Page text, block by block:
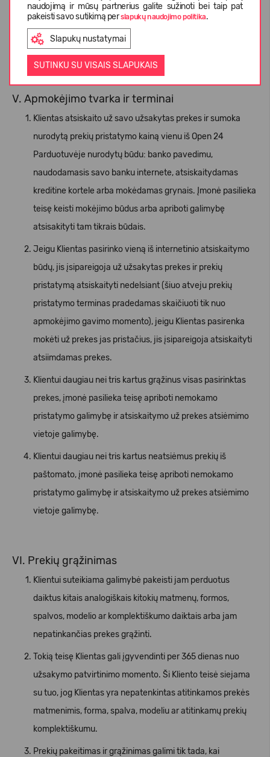
naudojimą ir mūsų partnerius galite sužinoti bei taip pat
pakeisti savo sutikimą perslapukų naudojimo politika.
Slapukų nustatymai
SUTINKU SU VISAIS SLAPUKAIS
komplektą įeinančius daiktus.
6.6. Prekės pristatomos supakuotos, atsižvelgiant į jų pobūdį,
siekiant, kad prekės būtų tinkamos naudoti pagal paskirtį.
V. Apmokėjimo tvarka ir terminai
Klientas atsiskaito už savo užsakytas prekes ir sumoka
nurodytą prekių pristatymo kainą vienu iš Open 24
Parduotuvėje nurodytų būdu: banko pavedimu,
naudodamasis savo banku internete, atsiskaitydamas
kreditine kortele arba mokėdamas grynais. Įmonė pasilieka
teisę keisti mokėjimo būdus arba apriboti galimybę
atsisakityti tam tikrais būdais.
Jeigu Klientas pasirinko vieną iš internetinio atsiskaitymo
būdų, jis įsipareigoja už užsakytas prekes ir prekių
pristatymą atsiskaityti nedelsiant (šiuo atveju prekių
pristatymo terminas pradedamas skaičiuoti tik nuo
apmokėjimo gavimo momento), jeigu Klientas pasirenka
mokėti už prekes jas pristačius, jis įsipareigoja atsiskaityti
atsiimdamas prekes.
Klientui daugiau nei tris kartus grąžinus visas pasirinktas
prekes, įmonė pasilieka teisę apriboti nemokamo
pristatymo galimybę ir atsiskaitymo už prekes atsiėmimo
vietoje galimybę.
Klientui daugiau nei tris kartus neatsiėmus prekių iš
paštomato, įmonė pasilieka teisę apriboti nemokamo
pristatymo galimybę ir atsiskaitymo už prekes atsiėmimo
vietoje galimybę.
VI. Prekių grąžinimas
Klientui suteikiama galimybė pakeisti jam perduotus
daiktus kitais analogiškais kitokių matmenų, formos,
spalvos, modelio ar komplektiškumo daiktais arba jam
nepatinkančias prekes grąžinti.
Tokią teisę Klientas gali įgyvendinti per 365 dienas nuo
užsakymo patvirtinimo momento. Ši Kliento teisė siejama
su tuo, jog Klientas yra nepatenkintas atitinkamos prekės
matmenimis, forma, spalva, modeliu ar atitinkamų prekių
komplektiškumu.
Prekių pakeitimas ir grąžinimas galimi tik tada, kai